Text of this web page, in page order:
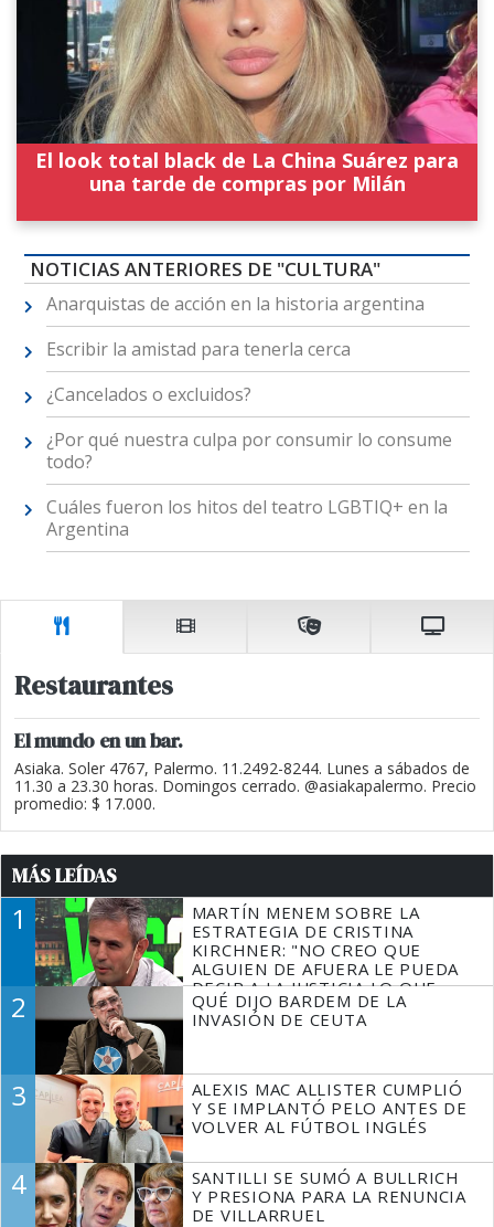
El look total black de La China Suárez para
una tarde de compras por Milán
NOTICIAS ANTERIORES DE "CULTURA"
Anarquistas de acción en la historia argentina
Escribir la amistad para tenerla cerca
¿Cancelados o excluidos?
¿Por qué nuestra culpa por consumir lo consume
todo?
Cuáles fueron los hitos del teatro LGBTIQ+ en la
Argentina
Restaurantes
El mundo en un bar.
Asiaka. Soler 4767, Palermo. 11.2492-8244. Lunes a sábados de
11.30 a 23.30 horas. Domingos cerrado. @asiakapalermo. Precio
promedio: $ 17.000.
MÁS LEÍDAS
1
MARTÍN MENEM SOBRE LA
ESTRATEGIA DE CRISTINA
KIRCHNER: "NO CREO QUE
ALGUIEN DE AFUERA LE PUEDA
DECIR A LA JUSTICIA LO QUE
TIENE QUE HACER"
2
QUÉ DIJO BARDEM DE LA
INVASIÓN DE CEUTA
3
ALEXIS MAC ALLISTER CUMPLIÓ
Y SE IMPLANTÓ PELO ANTES DE
VOLVER AL FÚTBOL INGLÉS
4
SANTILLI SE SUMÓ A BULLRICH
Y PRESIONA PARA LA RENUNCIA
DE VILLARRUEL